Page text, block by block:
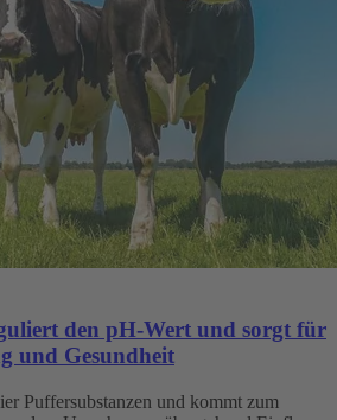
den pH-Wert und sorgt für
und Gesundheit
Puffersubstanzen und kommt zum